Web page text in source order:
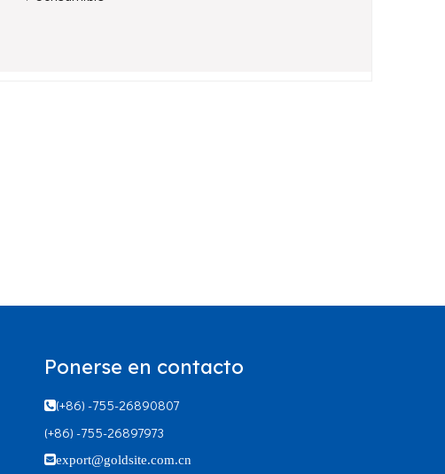
Ponerse en contacto
(+86) -755-26890807
(+86) -755-26897973
export@goldsite.com.cn